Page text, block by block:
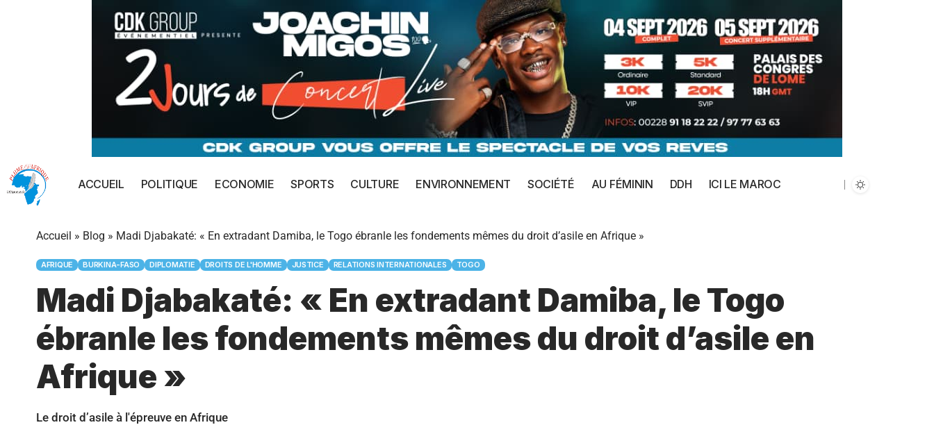
ACCUEIL POLITIQUE ECONOMIE SPORTS CULTURE ENVIRONNEMENT SOCIÉTÉ AU FÉMININ DDH ICI LE MAROC
Accueil » Blog » Madi Djabakaté: « En extradant Damiba, le Togo ébranle les fondements mêmes du droit d’asile en Afrique »
AFRIQUE BURKINA-FASO DIPLOMATIE DROITS DE L'HOMME JUSTICE RELATIONS INTERNATIONALES TOGO
Madi Djabakaté: « En extradant Damiba, le Togo
ébranle les fondements mêmes du droit d’asile en
Afrique »
Le droit d’asile à l'épreuve en Afrique